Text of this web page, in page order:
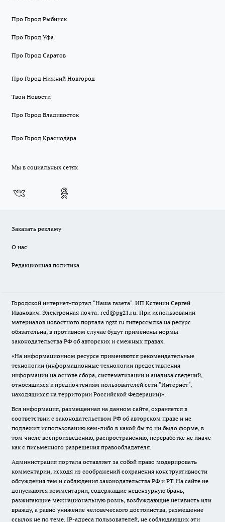
Про Город Рыбинск
Про Город Уфа
Про Город Саратов
Про Город Нижний Новгород
Твои Новости
Про Город Владивосток
Про Город Краснодара
Мы в социальных сетях
Заказать рекламу
О нас
Редакционная политика
Городской интернет-портал "Наша газета". ИП Кстенин Сергей
Иванович. Электронная почта: red@pg21.ru. При использовании
материалов новостного портала ngzt.ru гиперссылка на ресурс
обязательна, в противном случае будут применены нормы
законодательства РФ об авторских и смежных правах.
«На информационном ресурсе применяются рекомендательные
технологии (информационные технологии предоставления
информации на основе сбора, систематизации и анализа сведений,
относящихся к предпочтениям пользователей сети "Интернет",
находящихся на территории Российской Федерации)».
Вся информация, размещенная на данном сайте, охраняется в
соответствии с законодательством РФ об авторском праве и не
подлежит использованию кем-либо в какой бы то ни было форме, в
том числе воспроизведению, распространению, переработке не иначе
как с письменного разрешения правообладателя.
Администрация портала оставляет за собой право модерировать
комментарии, исходя из соображений сохранения конструктивности
обсуждения тем и соблюдения законодательства РФ и РТ. На сайте не
допускаются комментарии, содержащие нецензурную брань,
разжигающие межнациональную рознь, возбуждающие ненависть или
вражду, а равно унижение человеческого достоинства, размещение
ссылок не по теме. IP-адреса пользователей, не соблюдающих эти